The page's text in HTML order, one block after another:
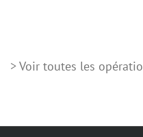
> Voir toutes les